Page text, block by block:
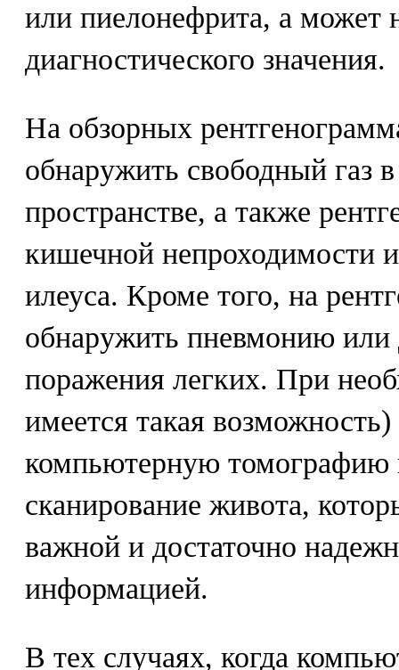
или пиелонефрита, а может
диагностического значения.
На обзорных
обнаружить свободный газ
пространстве, а также
кишечной непроходимости
илеуса. Кроме того, на
обнаружить пневмонию или
поражения легких. При
имеется такая
компьютерную томографию
сканирование живота,
важной и достаточно
информацией.
В тех случаях, когда